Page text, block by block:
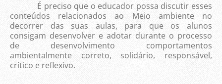
É preciso que o educador possa discutir esses
conteúdos relacionados ao Meio ambiente no
decorrer das suas aulas, para que os alunos
consigam desenvolver e adotar durante o processo
de desenvolvimento comportamentos
ambientalmente correto, solidário, responsável,
crítico e reflexivo.